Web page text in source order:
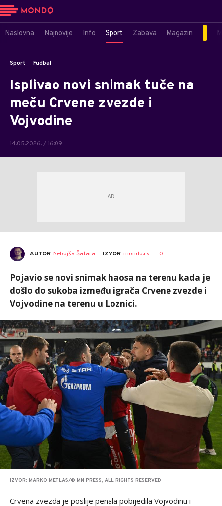
Naslovna Najnovije Info Sport Zabava Magazin
Sport Fudbal
Isplivao novi snimak tuče na
meču Crvene zvezde i
Vojvodine
14.05.2026. / 16:09
AUTOR Nebojša Šatara IZVOR mondo.rs 0
Pojavio se novi snimak haosa na terenu kada je
došlo do sukoba između igrača Crvene zvezde i
Vojvodine na terenu u Loznici.
IZVOR: MARKO METLAS/© MN PRESS, ALL RIGHTS RESERVED
Crvena zvezda je poslije penala pobijedila Vojvodinu i